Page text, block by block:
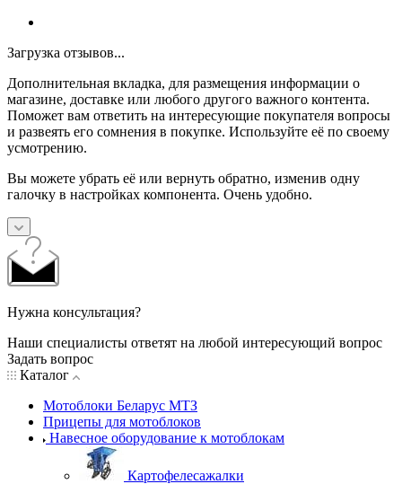
Загрузка отзывов...
Дополнительная вкладка, для размещения информации о
магазине, доставке или любого другого важного контента.
Поможет вам ответить на интересующие покупателя вопросы
и развеять его сомнения в покупке. Используйте её по своему
усмотрению.
Вы можете убрать её или вернуть обратно, изменив одну
галочку в настройках компонента. Очень удобно.
Нужна консультация?
Наши специалисты ответят на любой интересующий вопрос
Задать вопрос
Каталог
Мотоблоки Беларус МТЗ
Прицепы для мотоблоков
Навесное оборудование к мотоблокам
Картофелесажалки